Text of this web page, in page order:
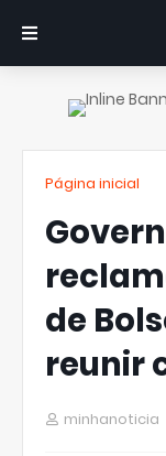
Página inicial
de
reunir
minhanoticia